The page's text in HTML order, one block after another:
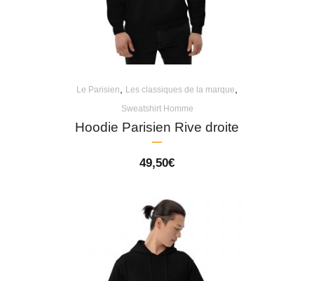
Le Parisien Les classiques de la marque
Sweatshirt Homme
Hoodie Parisien Rive droite
49,50€